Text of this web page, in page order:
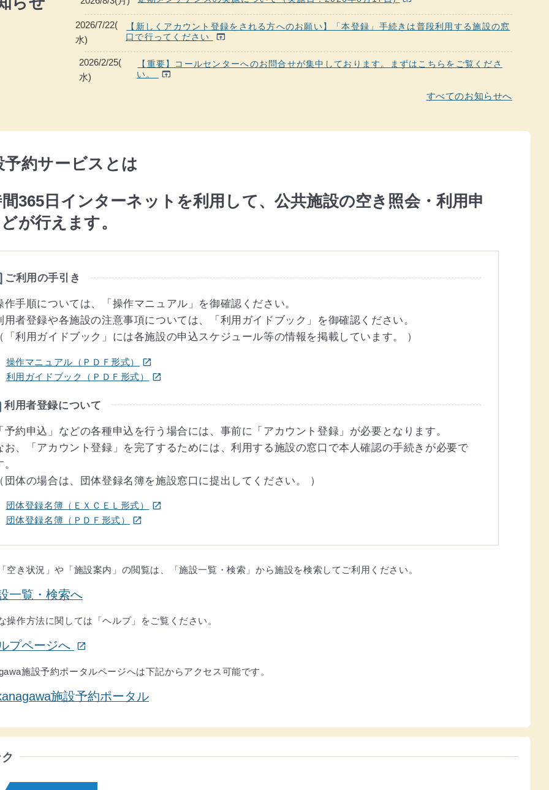
2026/7/22(
水)
【新しくアカウント登録をされる方へのお願い】「本登録」手続きは普段利用する施設の窓
口で行ってください
open_in_browser
2026/2/25(
水)
【重要】コールセンターへのお問合せが集中しております。まずはこちらをご覧くださ
い。
open_in_browser
すべてのお知らせへ
予約サービスとは
365日インターネットを利用して、公共施設の空き照会・利用申
が行えます。
ご利用の手引き
作手順については、「操作マニュアル」を御確認ください。
用者登録や各施設の注意事項については、「利用ガイドブック」を御確認ください。
（「利用ガイドブック」には各施設の申込スケジュール等の情報を掲載しています。 ）
操作マニュアル（ＰＤＦ形式） open_in_new
利用ガイドブック（ＰＤＦ形式） open_in_new
利用者登録について
「予約申込」などの各種申込を行う場合には、事前に「アカウント登録」が必要となります。
お、「アカウント登録」を完了するためには、利用する施設の窓口で本人確認の手続きが必要で
。
（団体の場合は、団体登録名簿を施設窓口に提出してください。 ）
団体登録名簿（ＥＸＣＥＬ形式） open_in_new
団体登録名簿（ＰＤＦ形式） open_in_new
空き状況」や「施設案内」の閲覧は、「施設一覧・検索」から施設を検索してご利用ください。
一覧・検索へ
操作方法に関しては「ヘルプ」をご覧ください。
プページへ open_in_new
施設予約ポータルページへは下記からアクセス可能です。
施設予約ポータル